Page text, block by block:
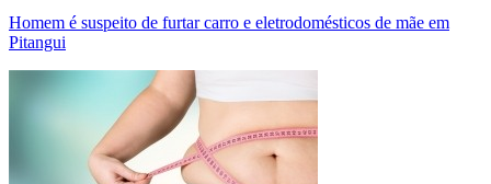
Homem é suspeito de furtar carro e eletrodomésticos de mãe em
Pitangui